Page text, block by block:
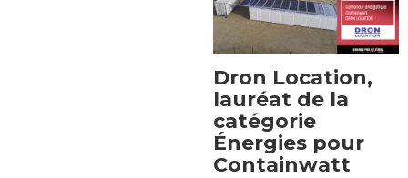
Dron Location,
lauréat de la
catégorie
Énergies pour
Containwatt